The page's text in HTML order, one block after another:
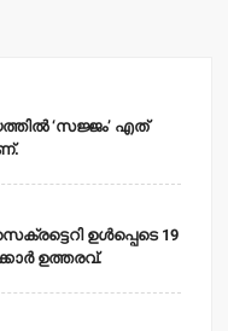
‘സജ്ജം’ എത്
ഉള്‍പ്പെടെ 19
ഉത്തരവ്.